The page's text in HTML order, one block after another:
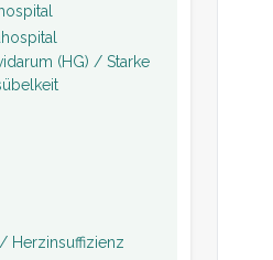
(HG) / Starke
Herzinsuffizienz